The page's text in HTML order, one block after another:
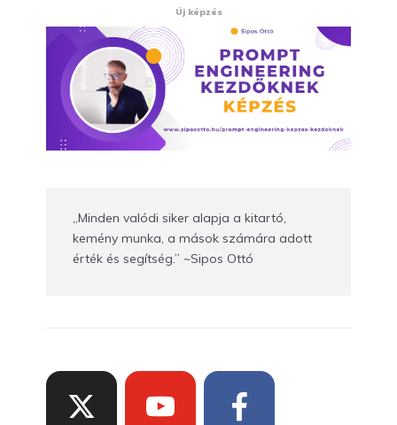
Új képzés
„Minden valódi siker alapja a kitartó,
kemény munka, a mások számára adott
érték és segítség.” ~Sipos Ottó